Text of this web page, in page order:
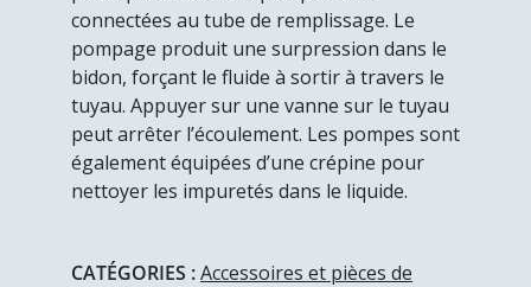
connectées au tube de remplissage. Le
pompage produit une surpression dans le
bidon, forçant le fluide à sortir à travers le
tuyau. Appuyer sur une vanne sur le tuyau
peut arrêter l’écoulement. Les pompes sont
également équipées d’une crépine pour
nettoyer les impuretés dans le liquide.
CATÉGORIES :Accessoires et pièces de